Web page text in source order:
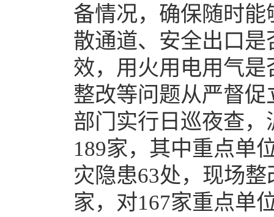
备情况，确保随时
散通道、安全出口
效，用火用电用气
整改等问题从严督
部门实行日巡夜查
189家，其中重点单
灾隐患63处，现场
家，对167家重点单